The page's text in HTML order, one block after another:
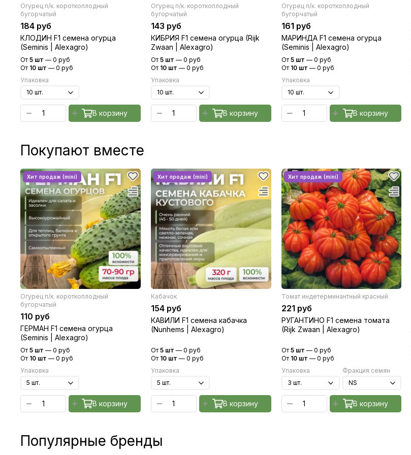
Огурец п/к. короткоплодный
бугорчатый
184 руб
КЛОДИН F1 семена огурца
(Seminis | Alexagro)
От 5 шт — 0 руб
От 10 шт — 0 руб
Упаковка
В корзину
Огурец п/к. короткоплодный
бугорчатый
143 руб
КИБРИЯ F1 семена огурца (Rijk
Zwaan | Alexagro)
От 5 шт — 0 руб
От 10 шт — 0 руб
Упаковка
В корзину
Огурец п/к. короткоплодный
бугорчатый
161 руб
МАРИНДА F1 семена огурца
(Seminis | Alexagro)
От 5 шт — 0 руб
От 10 шт — 0 руб
Упаковка
В корзину
Покупают вместе
Огурец п/к. короткоплодный
бугорчатый
110 руб
ГЕРМАН F1 семена огурца
(Seminis | Alexagro)
От 5 шт — 0 руб
От 10 шт — 0 руб
Упаковка
В корзину
Кабачок
154 руб
КАВИЛИ F1 семена кабачка
(Nunhems | Alexagro)
От 5 шт — 0 руб
От 10 шт — 0 руб
Упаковка
В корзину
Томат индетерминантный красный
221 руб
РУГАНТИНО F1 семена томата
(Rijk Zwaan | Alexagro)
От 5 шт — 0 руб
От 10 шт — 0 руб
Упаковка
Фракция семян
В корзину
Популярные бренды